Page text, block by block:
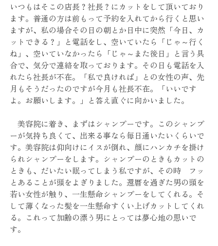
いつもはそこの店長？社長？にカットをして頂いており
ます。普通の方は前もって予約を入れてから行くと思い
ますが、私の場合その日の朝とか日中に突然「今日、カ
ットできる？」と電話をし、空いていたら「じゃ～行く
ね」、空いていなかったら「じゃ～また後日」と言う具
合で、気分で連絡を取っております。その日も電話を入
れたら社長が不在。「私で良ければ」との女性の声、先
月もそうだったのですが今月も社長不在。「いいです
よ。お願いします。」と答え直ぐに向かいました。
美容院に着き、まずはシャンプーです。このシャンプ
ーが気持ち良くて、出来る事なら毎日通いたいくらいで
す。美容院は仰向けにイスが倒れ、顔にハンカチを掛け
られシャンプーをします。シャンプーのときもカットの
ときも、だいたい眠ってしまう私ですが、その時 フッ
とあることが頭をよぎりました。還暦を過ぎた男の頭を
若い女性が触り、一生懸命シャンプーをしてくれる。そ
して薄くなった髪を一生懸命すくい上げカットしてくれ
る。これって加齢の漂う男にとっては夢心地の思いで
す。